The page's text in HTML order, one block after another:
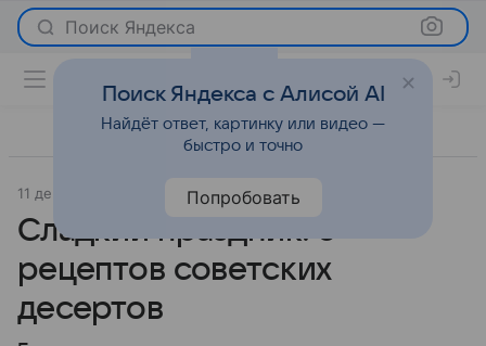
Поиск Яндекса
11 декабря 2020 Красота
Сладкий праздник: 5
рецептов советских
десертов
Поиск Яндекса с Алисой AI
Найдёт ответ, картинку или видео —
быстро и точно
Попробовать